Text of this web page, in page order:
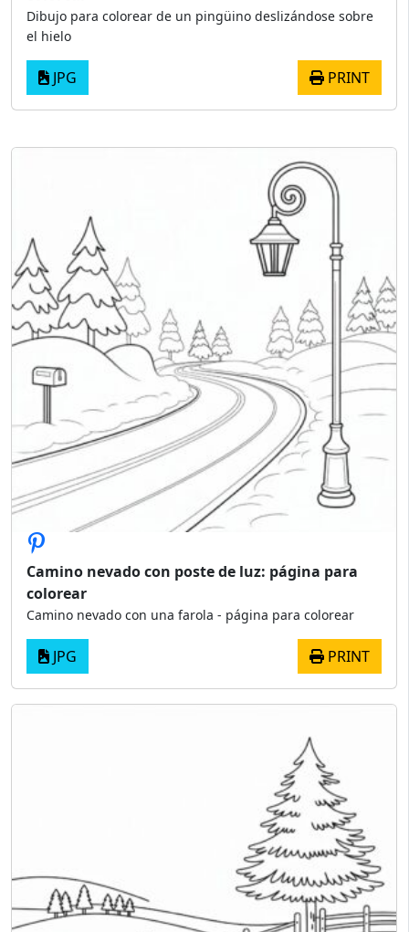
Dibujo para colorear de un pingüino deslizándose sobre
el hielo
JPG PRINT
Camino nevado con poste de luz: página para
colorear
Camino nevado con una farola - página para colorear
JPG PRINT